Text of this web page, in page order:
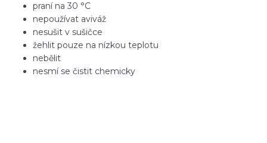
praní na 30 °C
nepoužívat aviváž
nesušit v sušičce
žehlit pouze na nízkou teplotu
nebělit
nesmí se čistit chemicky